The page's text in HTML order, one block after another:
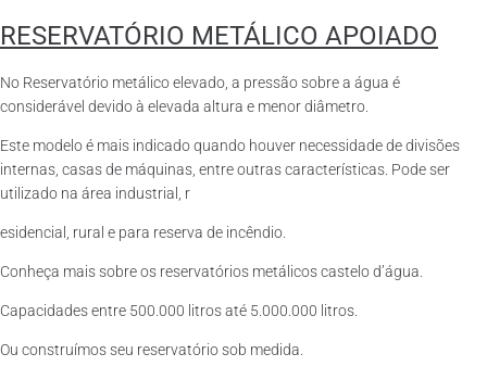
RESERVATÓRIO METÁLICO APOIADO
No Reservatório metálico elevado, a pressão sobre a água é
considerável devido à elevada altura e menor diâmetro.
Este modelo é mais indicado quando houver necessidade de divisões
internas, casas de máquinas, entre outras características. Pode ser
utilizado na área industrial, r
esidencial, rural e para reserva de incêndio.
Conheça mais sobre os reservatórios metálicos castelo d’água.
Capacidades entre 500.000 litros até 5.000.000 litros.
Ou construímos seu reservatório sob medida.